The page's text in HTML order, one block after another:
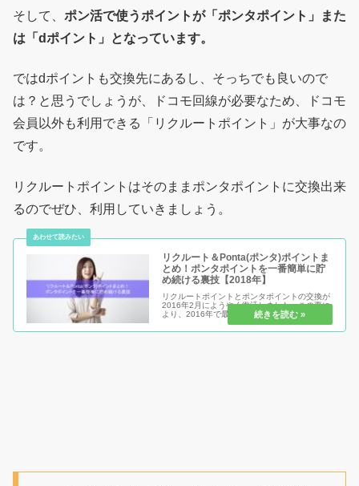
そして、 ポン活で使うポイントが「ポンタポイント」また
は「dポイント」となっています。
ではdポイントも交換先にあるし、そっちでも良いので
は？と思うでしょうが、ドコモ回線が必要なため、ドコモ
会員以外も利用できる「リクルートポイント」が大事なの
です。
リクルートポイントはそのままポンタポイントに交換出来
るのでぜひ、利用していきましょう。
リクルート＆Ponta(ポンタ)ポイントま
とめ！ポンタポイントを一番簡単に貯
め続ける裏技【2018年】
リクルートポイントとポンタポイントの交換が
2016年2月にようやく復活しました。この事に
より、2016年で最も簡単にポンタポイントを
誰でも貯め続ける方法が復活したと言っても良
いでしょう。その方法を現在大公開中ですの